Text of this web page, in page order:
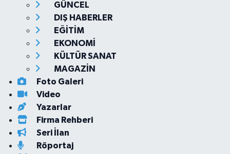
GÜNCEL
DIŞ HABERLER
EĞİTİM
EKONOMİ
KÜLTÜR SANAT
MAGAZİN
Foto Galeri
Video
Yazarlar
Firma Rehberi
Seri İlan
Röportaj